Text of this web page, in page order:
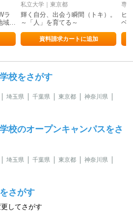
ラ
域…
私立大学｜東京都
輝く自分、出会う瞬間（トキ）。
～「人」を育てる～
資料請求カートに追加
専
ビ
ベ
校をさがす
埼玉県 千葉県 東京都
神奈川県
校のオープンキャンパスをさ
埼玉県 千葉県 東京都
神奈川県
さがす
してさがす